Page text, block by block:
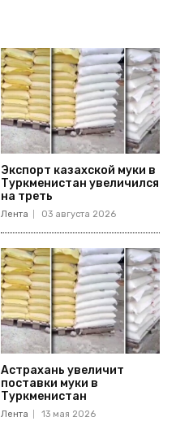
Экспорт казахской муки в
Туркменистан увеличился
на треть
Лента 03 августа 2026
Астрахань увеличит
поставки муки в
Туркменистан
Лента 13 мая 2026